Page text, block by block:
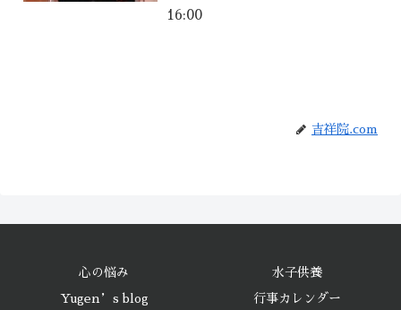
16:00
吉祥院.com
心の悩み 水子供養
Yugen’s blog 行事カレンダー